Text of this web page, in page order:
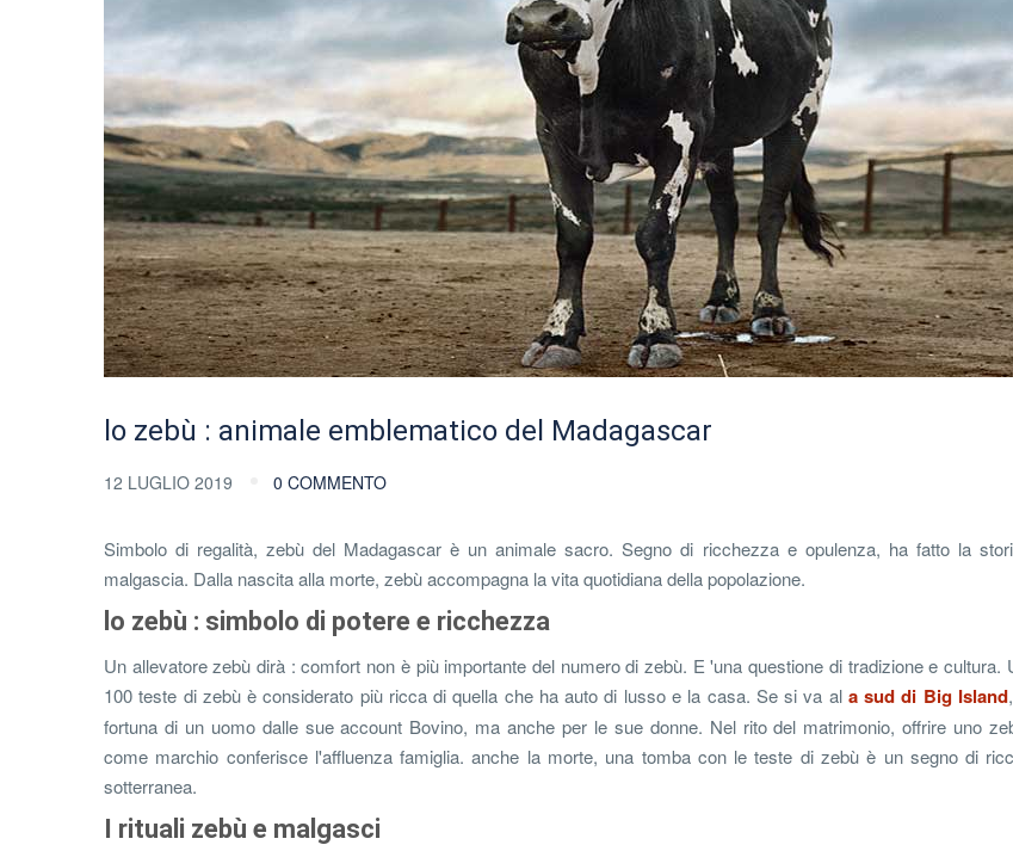
lo zebù : animale emblematico del Madagascar
12 LUGLIO 2019 0 COMMENTO
Simbolo di regalità, zebù del Madagascar è un animale sacro. Segno di ricchezza e opulenza, ha fatto la
malgascia. Dalla nascita alla morte, zebù accompagna la vita quotidiana della popolazione.
lo zebù : simbolo di potere e ricchezza
Un allevatore zebù dirà : comfort non è più importante del numero di zebù. E 'una questione di tradizione e cultura.
100 teste di zebù è considerato più ricca di quella che ha auto di lusso e la casa. Se si va al a sud di Big Island
fortuna di un uomo dalle sue account Bovino, ma anche per le sue donne. Nel rito del matrimonio, offrire uno
come marchio conferisce l'affluenza famiglia. anche la morte, una tomba con le teste di zebù è un segno di
sotterranea.
I rituali zebù e malgasci